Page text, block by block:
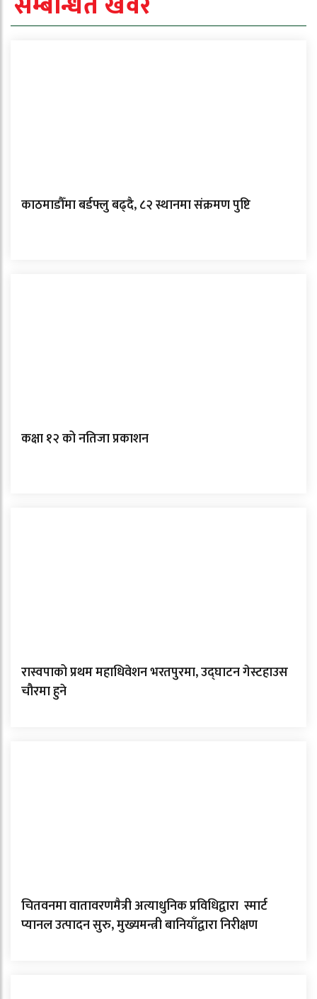
काठमाडौँमा बर्डफ्लु बढ्दै, ८२ स्थानमा संक्रमण पुष्टि
कक्षा १२ को नतिजा प्रकाशन
रास्वपाको प्रथम महाधिवेशन भरतपुरमा, उद्घाटन गेस्टहाउस
चौरमा हुने
चितवनमा वातावरणमैत्री अत्याधुनिक प्रविधिद्वारा स्मार्ट
प्यानल उत्पादन सुरु, मुख्यमन्त्री बानियाँद्वारा निरीक्षण